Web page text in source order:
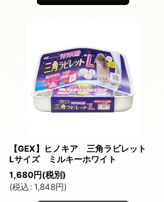
【GEX】ヒノキア 三角ラビレット
Lサイズ ミルキーホワイト
1,680円(税別)
(税込 : 1,848円)